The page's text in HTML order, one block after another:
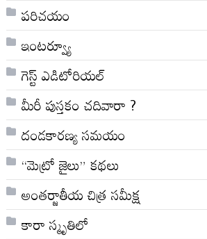
పరిచయం
ఇంటర్వ్యూ
గెస్ట్ ఎడిటోరియల్
మీరీ పుస్తకం చదివారా ?
దండకారణ్య సమయం
“మెట్రో జైలు” కథలు
అంతర్జాతీయ చిత్ర సమీక్ష
కారా స్మృతిలో